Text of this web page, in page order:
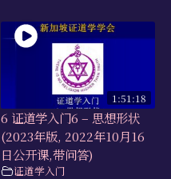
1:51:18
6 证道学入门6 – 思想形状
(2023年版, 2022年10月16
日公开课,带问答)
证道学入门